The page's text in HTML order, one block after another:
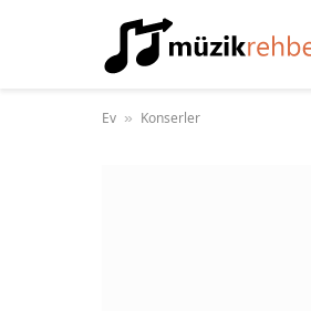
Ev » Konserler